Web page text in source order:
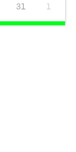
31 1